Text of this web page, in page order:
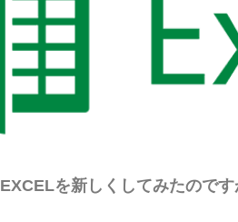
EXCELを新しくしてみたのです